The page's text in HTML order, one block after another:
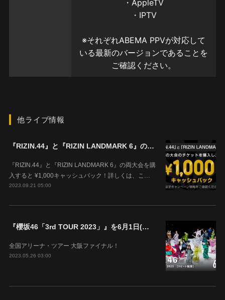
他ライブ情報
『RIZIN.44』と『RIZIN LANDMARK 6』の両大会を購入すると ¥1,000キャッシュバック！
『RIZIN.44』と『RIZIN LANDMARK 6』の両大会を購
入すると ¥1,000キャッシュバック！詳しくは、こ…
2023.09.21 05:00
『櫻坂46「3rd TOUR 2023」』を6月1日(木)18時よりABEMAで生配信決定！
全国アリーナ・ツアー 大阪ファイナル！
2023.05.26 03:00